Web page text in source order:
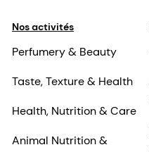
Nos activités
Perfumery & Beauty
Taste, Texture & Health
Health, Nutrition & Care
Animal Nutrition &